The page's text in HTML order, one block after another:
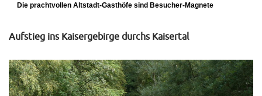
Die prachtvollen Altstadt-Gasthöfe sind Besucher-Magnete
Aufstieg ins Kaisergebirge durchs Kaisertal